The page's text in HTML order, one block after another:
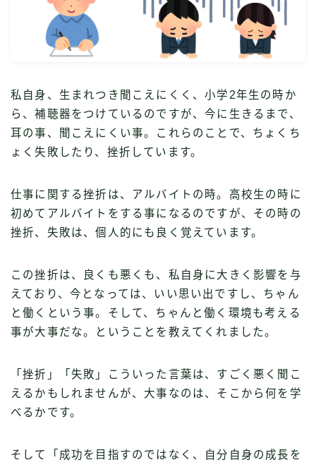
取り扱い補聴器
私自身、生まれつき聞こえにくく、小学2年生の時か
ら、補聴器をつけているのですが、今に生きるまで、
耳の事、聞こえにくい事。これらのことで、ちょくち
ょく失敗したり、挫折しています。
仕事に関する挫折は、アルバイトの時。高校生の時に
初めてアルバイトをする事になるのですが、その時の
挫折、失敗は、個人的にも良く覚えています。
この挫折は、良くも悪くも、私自身に大きく影響を与
えており、今となっては、いい思い出ですし、ちゃん
と働くという事。そして、ちゃんと働く環境も考える
事が大事だな。ということを教えてくれました。
「挫折」「失敗」こういった言葉は、すごく悪く聞こ
えるかもしれませんが、大事なのは、そこから何を学
べるかです。
そして「成功を目指すのではなく、自分自身の成長を